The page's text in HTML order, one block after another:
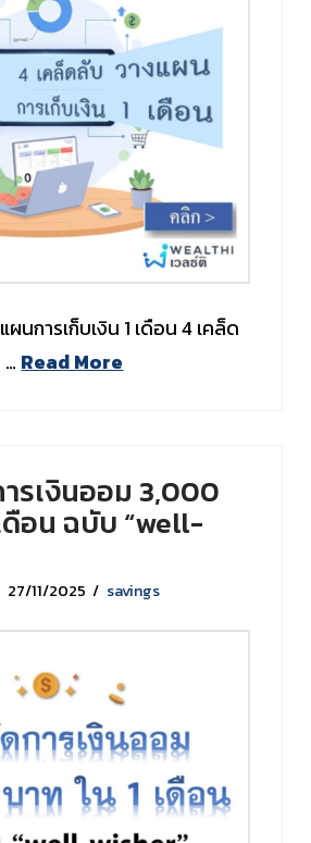
นการเก็บเงิน 1 เดือน 4 เคล็ด
Read More
รเงินออม 3,000
ดือน ฉบับ “well-
27/11/2025 savings